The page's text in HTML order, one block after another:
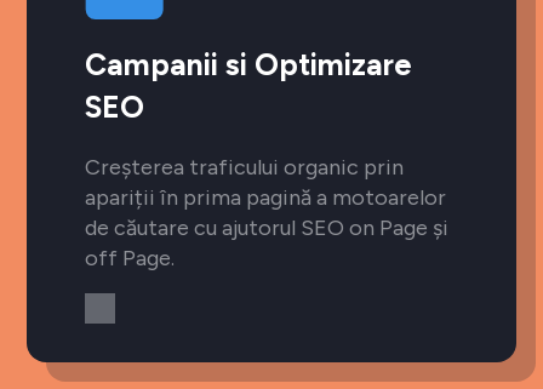
Campanii si Optimizare
SEO
Creșterea traficului organic prin
apariții în prima pagină a motoarelor
de căutare cu ajutorul SEO on Page și
off Page.